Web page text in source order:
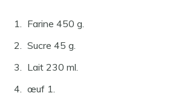
Farine 450 g.
Sucre 45 g.
Lait 230 ml.
œuf 1.